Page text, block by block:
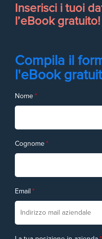
Inserisci i tuoi
l’eBook gratuito!
Compila il
l'eBook
Nome*
Cognome*
Email *